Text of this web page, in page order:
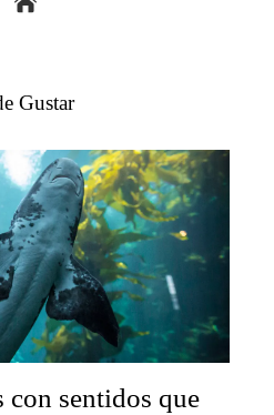
Gustar
con sentidos que